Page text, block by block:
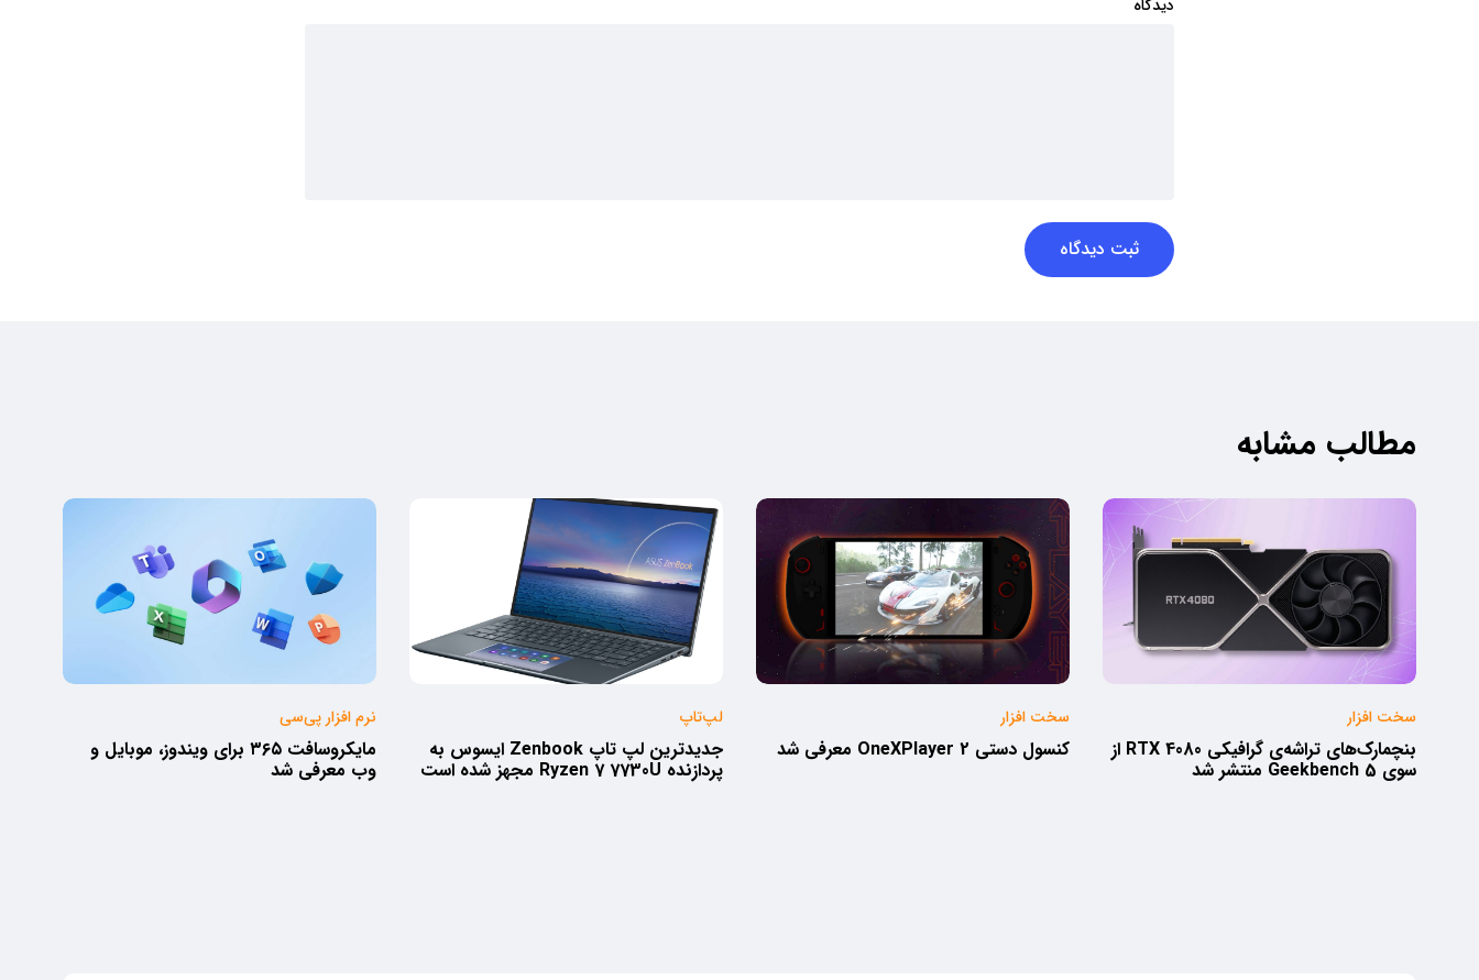
دیدگاه
ثبت دیدگاه
مطالب مشابه
سخت افزار
بنچمارک‌های تراشه‌ی گرافیکی RTX 4080 از
سوی Geekbench 5 منتشر شد
سخت افزار
کنسول دستی OneXPlayer 2 معرفی شد
لپ‌تاپ
جدیدترین لپ تاپ Zenbook ایسوس به
پردازنده Ryzen 7 7730U مجهز شده است
نرم افزار پی‌سی
مایکروسافت ٣۶۵ برای ویندوز، موبایل و
وب معرفی شد